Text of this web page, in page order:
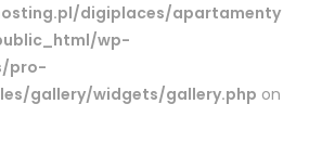
digiplaces/apartamenty
wp-
pro-
gallery/widgets/gallery.php on